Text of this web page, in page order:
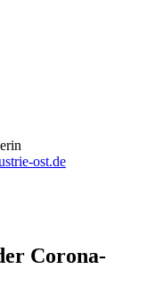
ost.de
Corona-